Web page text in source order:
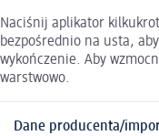
Naciśnij aplikator
bezpośrednio na usta,
wykończenie. Aby
warstwowo.
Dane producenta/